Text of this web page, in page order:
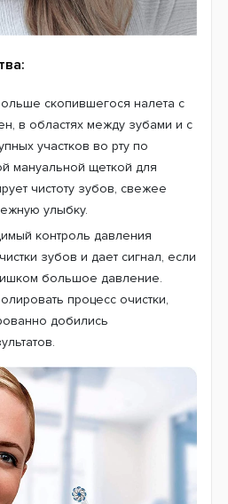
скопившегося налета с
в областях между зубами и с
участков во рту по
мануальной щеткой для
чистоту зубов, свежее
улыбку.
контроль давления
зубов и дает сигнал, если
большое давление.
процесс очистки,
добились